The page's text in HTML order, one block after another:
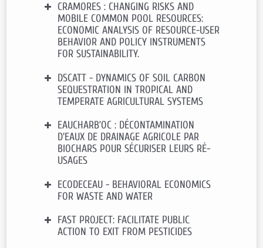
Financement: WWF
Durée: 2024-2026
Contact CEE-M:Simon BRIOLE
CRAMORES : CHANGING RISKS AND
MOBILE COMMON POOL RESOURCES:
ECONOMIC ANALYSIS OF RESOURCE-USER
BEHAVIOR AND POLICY INSTRUMENTS
FOR SUSTAINABILITY.
Financement: ANR-DFG
Durée : 2020-2024
DSCATT - DYNAMICS OF SOIL CARBON
SEQUESTRATION IN TROPICAL AND
TEMPERATE AGRICULTURAL SYSTEMS
Financement: Fondation Agropolis et
Fondation Total (Projet 1802-001)
Durée: 2019-2023
BOUGHERARA,Raphaële PREGETet
Sophie THOYER
EAUCHARB’OC : DÉCONTAMINATION
D'EAUX DE DRAINAGE AGRICOLE PAR
BIOCHARS POUR SÉCURISER LEURS RÉ-
USAGES
Financement: Région Occitanie, défi
clé WaterOccitanie
Contact CEE-M:Caroline COHEN
Katrin ERDLENBRUCH
ECODECEAU - BEHAVIORAL ECONOMICS
FOR WASTE AND WATER
Financement :ANR – Plan de relance
– mesure de préservation de l’emploi
FAST PROJECT: FACILITATE PUBLIC
ACTION TO EXIT FROM PESTICIDES